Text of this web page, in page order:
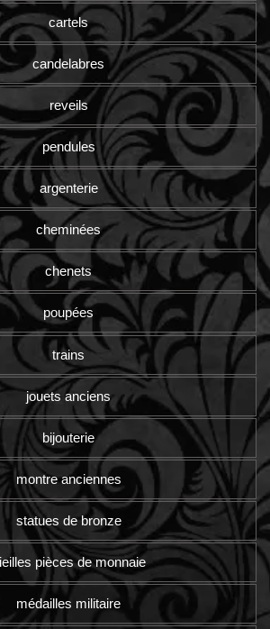
cartels
candelabres
reveils
pendules
argenterie
cheminées
chenets
poupées
trains
jouets anciens
bijouterie
montre anciennes
statues de bronze
pièces de monnaie
médailles militaire